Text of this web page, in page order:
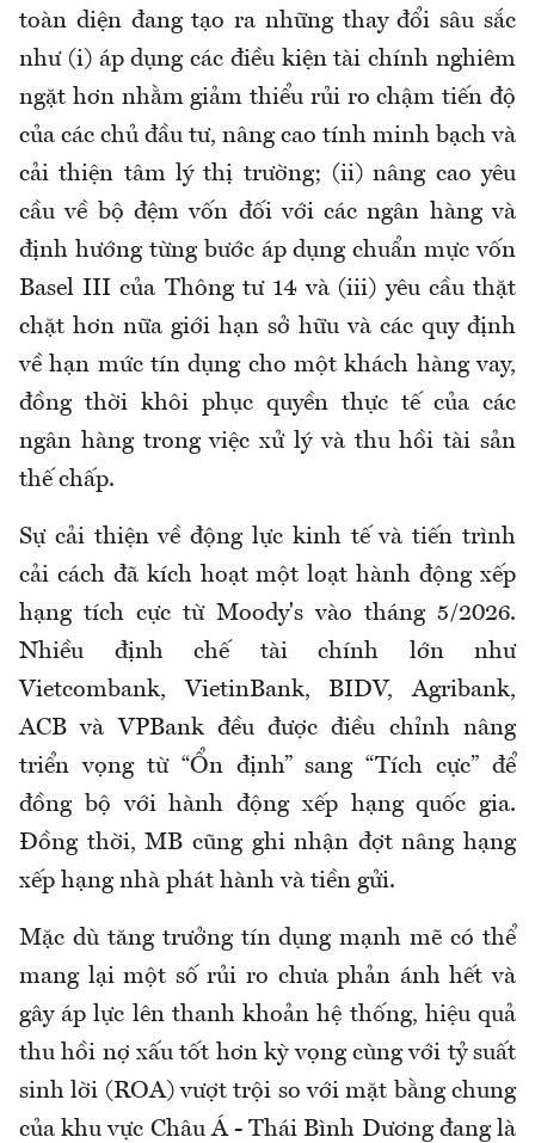
toàn diện đang tạo ra những thay đổi sâu sắc
như (i) áp dụng các điều kiện tài chính nghiêm
ngặt hơn nhằm giảm thiểu rủi ro chậm tiến độ
của các chủ đầu tư, nâng cao tính minh bạch và
cải thiện tâm lý thị trường; (ii) nâng cao yêu
cầu về bộ đệm vốn đối với các ngân hàng và
định hướng từng bước áp dụng chuẩn mực vốn
Basel III của Thông tư 14 và (iii) yêu cầu thặt
chặt hơn nữa giới hạn sở hữu và các quy định
về hạn mức tín dụng cho một khách hàng vay,
đồng thời khôi phục quyền thực tế của các
ngân hàng trong việc xử lý và thu hồi tài sản
thế chấp.
Sự cải thiện về động lực kinh tế và tiến trình
cải cách đã kích hoạt một loạt hành động xếp
hạng tích cực từ Moody's vào tháng 5/2026.
Nhiều định chế tài chính lớn như
Vietcombank, VietinBank, BIDV, Agribank,
ACB và VPBank đều được điều chỉnh nâng
triển vọng từ “Ổn định” sang “Tích cực” để
đồng bộ với hành động xếp hạng quốc gia.
Đồng thời, MB cũng ghi nhận đợt nâng hạng
xếp hạng nhà phát hành và tiền gửi.
Mặc dù tăng trưởng tín dụng mạnh mẽ có thể
mang lại một số rủi ro chưa phản ánh hết và
gây áp lực lên thanh khoản hệ thống, hiệu quả
thu hồi nợ xấu tốt hơn kỳ vọng cùng với tỷ suất
sinh lời (ROA) vượt trội so với mặt bằng chung
của khu vực Châu Á - Thái Bình Dương đang là